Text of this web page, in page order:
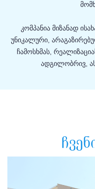
კომპანია მიზანად
უნიკალური,
ჩამოსხმას,
ადგილობრივ,